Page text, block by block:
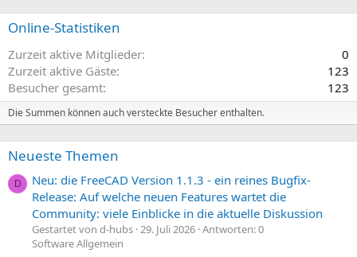
v
i
m
m
v
i
m
m
Online-Statistiken
Zurzeit aktive Mitglieder
0
Zurzeit aktive Gäste
123
Besucher gesamt
123
Die Summen können auch versteckte Besucher enthalten.
Neueste Themen
D
Neu: die FreeCAD Version 1.1.3 - ein reines Bugfix-
Release: Auf welche neuen Features wartet die
Community: viele Einblicke in die aktuelle Diskussion
Gestartet von d-hubs 29. Juli 2026 Antworten: 0
Software Allgemein